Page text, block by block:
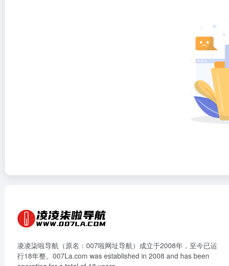
凌凌柒啦导航（原名：007啦网址导航）成立于2008年，至今已运
行18年整。007La.com was established in 2008 and has been